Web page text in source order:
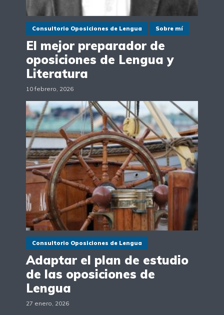
Consultorio Oposiciones de Lengua Sobre mí
El mejor preparador de
oposiciones de Lengua y
Literatura
10 febrero, 2026
Consultorio Oposiciones de Lengua
Adaptar el plan de estudio
de las oposiciones de
Lengua
27 enero, 2026